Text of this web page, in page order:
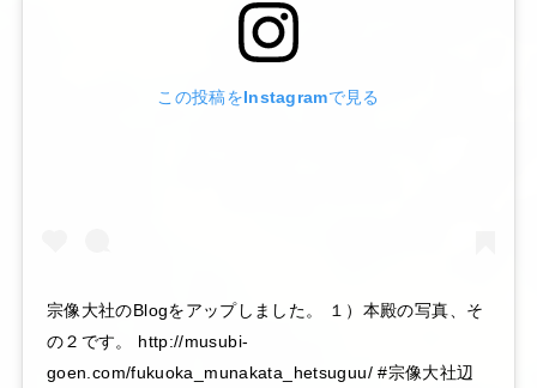
この投稿をInstagramで見る
宗像大社のBlogをアップしました。 １）本殿の写真、そ
の２です。 http://musubi-
goen.com/fukuoka_munakata_hetsuguu/ #宗像大社辺